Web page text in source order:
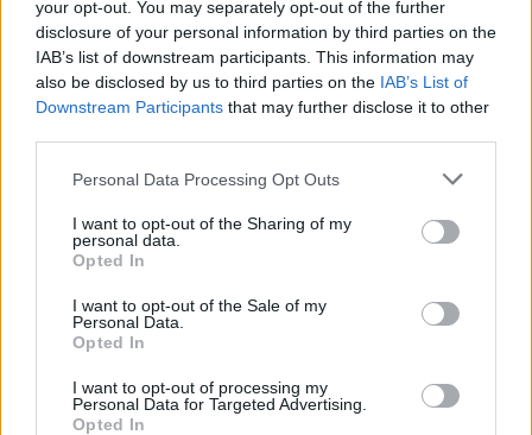
your opt-out. You may separately opt-out of the further
disclosure of your personal information by third parties on the
IAB’s list of downstream participants. This information may
also be disclosed by us to third parties on the IAB’s List of
Downstream Participants that may further disclose it to other
Personal Data Processing Opt Outs
I want to opt-out of the Sharing of my
personal data.
Opted In
I want to opt-out of the Sale of my
Personal Data.
Opted In
I want to opt-out of processing my
Personal Data for Targeted Advertising.
Opted In
αρώματοςChanceπου έχει προηγηθεί, προσφέροντας αυτή την
ακριβή μυρωδάτη, πουδρένια βάση, ο πρώτος ψεκασμός του
Eau Splendide δεν είναι τίποτα από αυτά - είναι φρουτώδης.
Είναι γλυκό, φρέσκο και αναβράζον με έναν τρόπο που δεν είναι
περίπου 30 δευτερόλεπτα, κάτι εκπληκτικό συμβαίνει και αυτό
το ανεπιτήδευτο άρωμα γίνεται ένα άρωμα που όχι μόνο είναι
αδύνατο να μην σας κερδίσει, αλλά και αδύνατο να μην το
ερωτευτείτε.